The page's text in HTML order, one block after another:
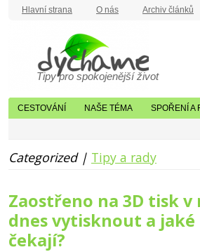
Hlavní strana O nás Archiv článků
Tipy pro spokojenější život
CESTOVÁNÍ NAŠE TÉMA SPOŘENÍ A
Categorized | Tipy a rady
Zaostřeno na 3D tisk v
dnes vytisknout a
čekají?